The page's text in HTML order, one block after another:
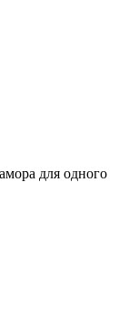
для одного